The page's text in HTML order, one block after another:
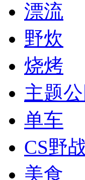
漂流
野炊
烧烤
主题
单车
CS野
美食